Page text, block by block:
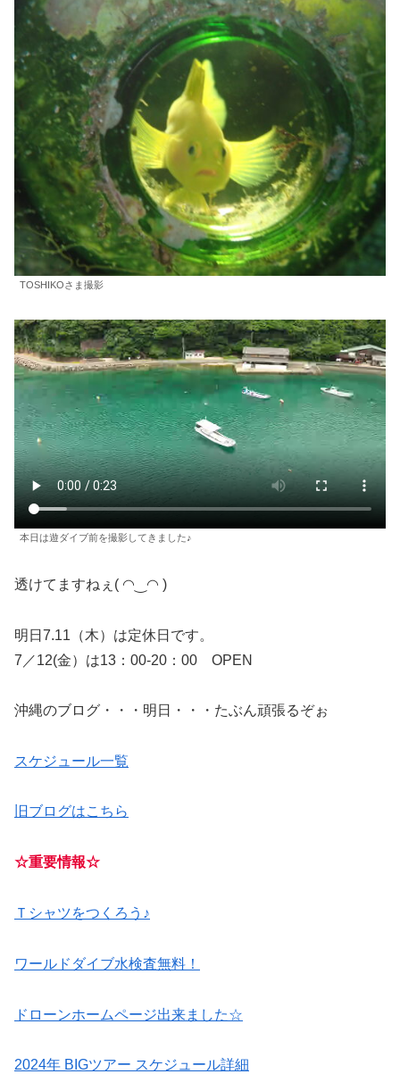
TOSHIKOさま撮影
本日は遊ダイブ前を撮影してきました♪
透けてますねぇ( ◠‿◠ )
明日7.11（木）は定休日です。
7／12(金）は13：00-20：00 OPEN
沖縄のブログ・・・明日・・・たぶん頑張るぞぉ
スケジュール一覧
旧ブログはこちら
☆重要情報☆
Ｔシャツをつくろう♪
ワールドダイブ水検査無料！
ドローンホームページ出来ました☆
2024年 BIGツアー スケジュール詳細